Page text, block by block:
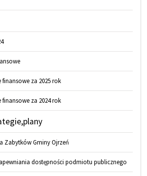
za 2025 rok
za 2024 rok
Zabytków Gminy Ojrzeń
dostępności podmiotu publicznego